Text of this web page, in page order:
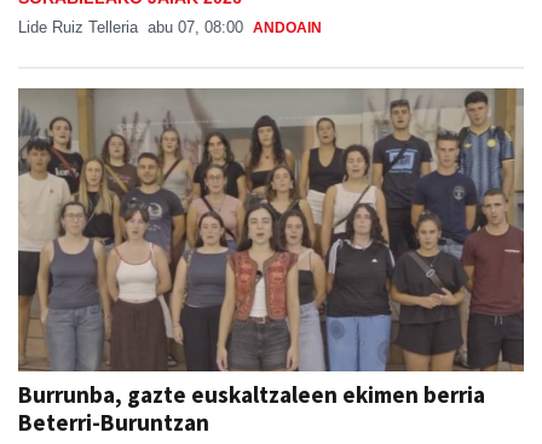
Lide Ruiz Telleria abu 07, 08:00 ANDOAIN
Burrunba, gazte euskaltzaleen ekimen berria
Beterri-Buruntzan